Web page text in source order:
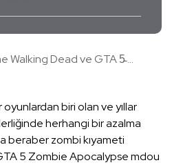
Walking Dead ve GTA 5̵ ...
biri olan ve yıllar
herhangi bir azalma
beraber zombi kıyameti
5 Zombie Apocalypse mdou